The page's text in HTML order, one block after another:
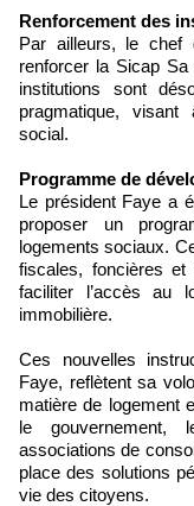
Renforcement des
Par ailleurs, le chef
renforcer la Sicap
institutions sont
pragmatique,
social.
Programme de
Le président Faye a
proposer un
logements sociaux.
fiscales, foncières et
faciliter l’accès au
immobilière.
Ces nouvelles
Faye, reflètent sa
matière de logement
le gouvernement,
associations de
place des solutions
vie des citoyens.